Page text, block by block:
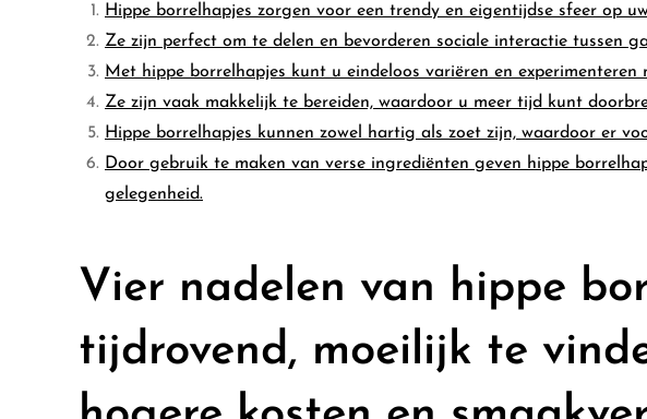
Hippe borrelhapjes zorgen voor een trendy en eigentijdse sfeer op
Ze zijn perfect om te delen en bevorderen sociale interactie tussen
Met hippe borrelhapjes kunt u eindeloos variëren en experimenteren
Ze zijn vaak makkelijk te bereiden, waardoor u meer tijd kunt
Hippe borrelhapjes kunnen zowel hartig als zoet zijn, waardoor er
Door gebruik te maken van verse ingrediënten geven hippe
gelegenheid.
Vier nadelen van hippe
tijdrovend, moeilijk te